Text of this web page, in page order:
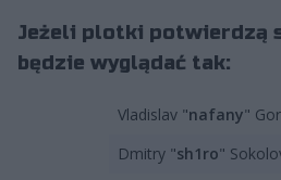
Jeżeli plotki potwierdzą
będzie wyglądać tak:
Vladislav "nafany"
Dmitry "sh1ro"